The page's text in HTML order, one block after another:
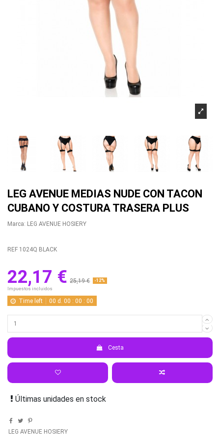
LEG AVENUE MEDIAS NUDE CON TACON
CUBANO Y COSTURA TRASERA PLUS
Marca: LEG AVENUE HOSIERY
REF 1024Q BLACK
22,17 € 25,19 € -12%
Impuestos incluidos
Time left 00 d. 00 :00 :00
Cesta
Últimas unidades en stock
LEG AVENUE HOSIERY